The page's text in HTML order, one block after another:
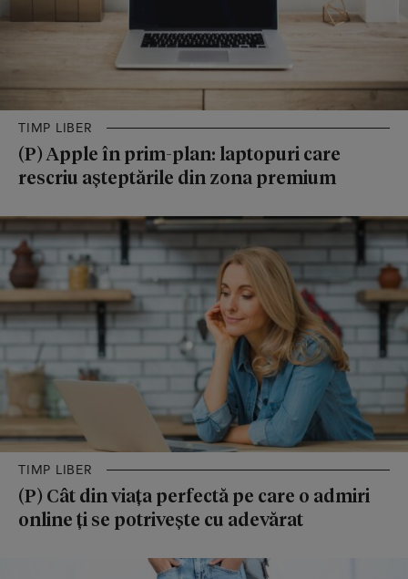
TIMP LIBER
(P) Apple în prim-plan: laptopuri care
rescriu așteptările din zona premium
TIMP LIBER
(P) Cât din viața perfectă pe care o admiri
online ți se potrivește cu adevărat